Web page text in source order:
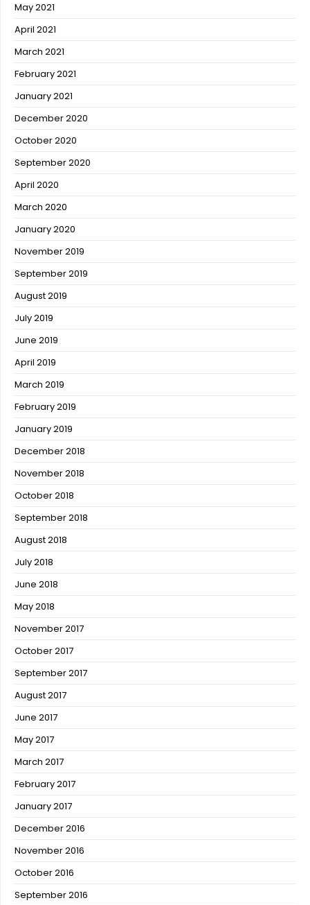
May 2021
April 2021
March 2021
February 2021
January 2021
December 2020
October 2020
September 2020
April 2020
March 2020
January 2020
November 2019
September 2019
August 2019
July 2019
June 2019
April 2019
March 2019
February 2019
January 2019
December 2018
November 2018
October 2018
September 2018
August 2018
July 2018
June 2018
May 2018
November 2017
October 2017
September 2017
August 2017
June 2017
May 2017
March 2017
February 2017
January 2017
December 2016
November 2016
October 2016
September 2016